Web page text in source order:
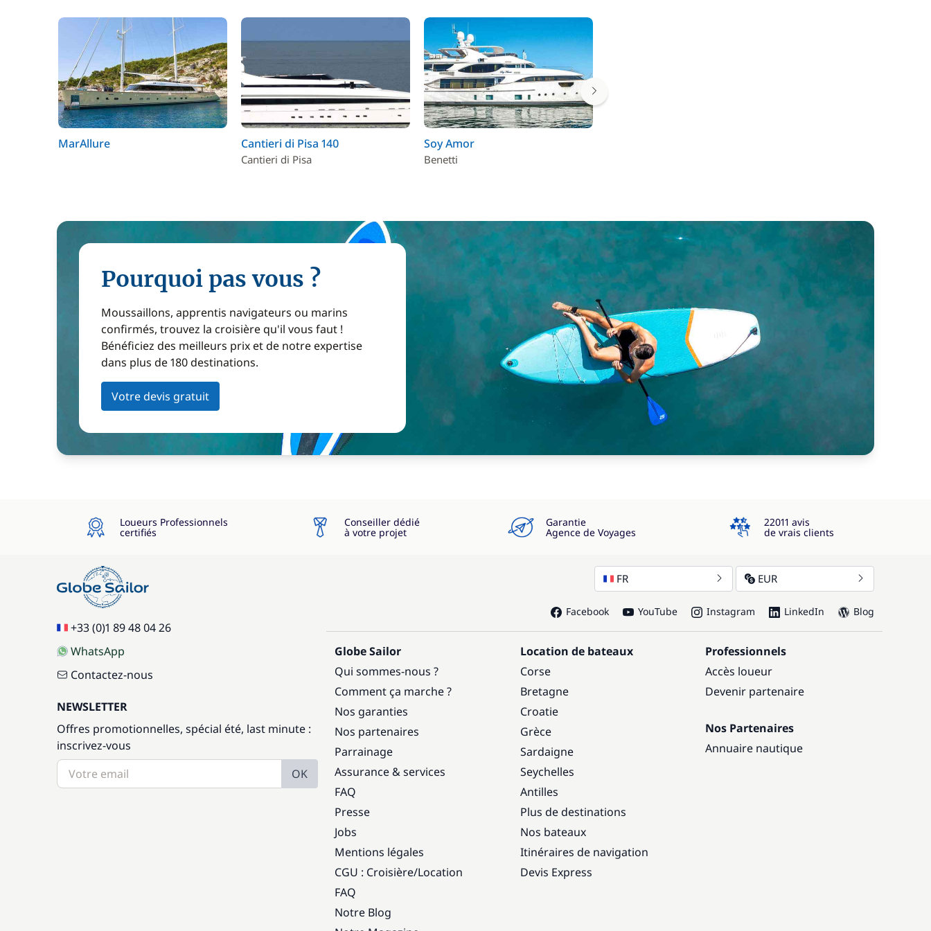
MarAllure Cantieri di Pisa 140
Cantieri di Pisa
Soy Amor
Benetti
Pourquoi pas vous ?
Moussaillons, apprentis navigateurs ou marins
confirmés, trouvez la croisière qu'il vous faut !
Bénéficiez des meilleurs prix et de notre expertise
dans plus de 180 destinations.
Votre devis gratuit
Loueurs Professionnels
certifiés
Conseiller dédié
à votre projet
Garantie
Agence de Voyages
4.3
22011 avis
de vrais clients
+33 (0)1 89 48 04 26
WhatsApp
Contactez-nous
NEWSLETTER
Offres promotionnelles, spécial été, last minute :
inscrivez-vous
OK
FR EUR
Facebook YouTube Instagram LinkedIn Blog
Globe Sailor
Qui sommes-nous ?
Comment ça marche ?
Nos garanties
Nos partenaires
Parrainage
Assurance & services
FAQ
Presse
Jobs
Mentions légales
CGU : Croisière/Location
FAQ
Notre Blog
Location de bateaux
Corse
Bretagne
Croatie
Grèce
Sardaigne
Seychelles
Antilles
Plus de destinations
Nos bateaux
Itinéraires de navigation
Devis Express
Professionnels
Accès loueur
Devenir partenaire
Nos Partenaires
Annuaire nautique